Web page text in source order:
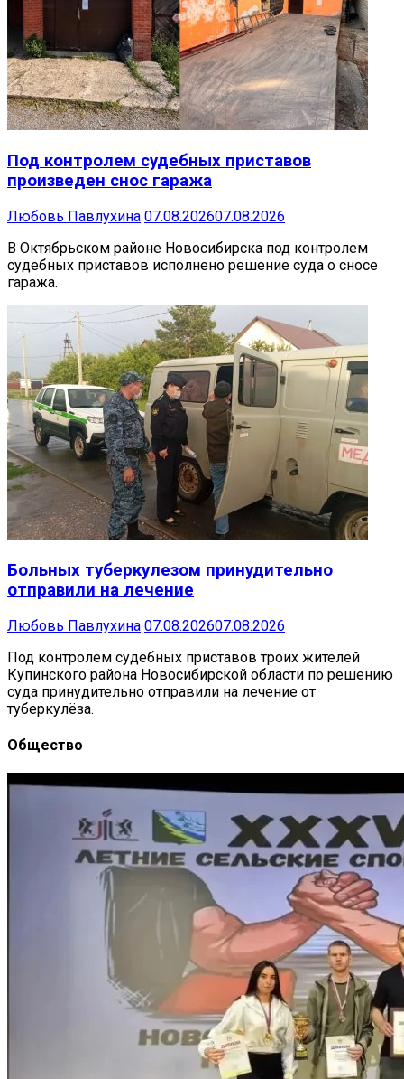
Под контролем судебных приставов
произведен снос гаража
Любовь Павлухина 07.08.202607.08.2026
В Октябрьском районе Новосибирска под контролем
судебных приставов исполнено решение суда о сносе
гаража.
Больных туберкулезом принудительно
отправили на лечение
Любовь Павлухина 07.08.202607.08.2026
Под контролем судебных приставов троих жителей
Купинского района Новосибирской области по решению
суда принудительно отправили на лечение от
туберкулёза.
Общество